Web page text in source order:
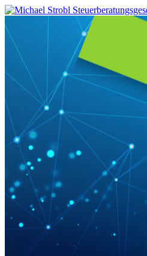
Michael
Strobl
Steuerberatungsgesellschaft
mbH
Steuerberater
in
Fürstenfeldbruck